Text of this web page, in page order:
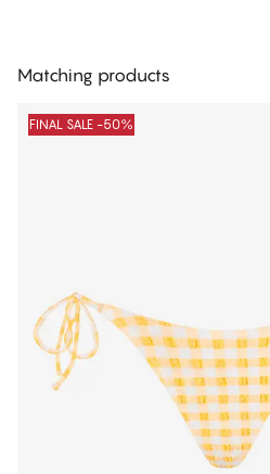
Matching products
FINAL SALE -50%